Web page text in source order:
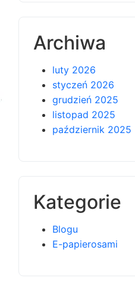
Archiwa
luty 2026
styczeń 2026
grudzień 2025
listopad 2025
październik 2025
Kategorie
Blogu
E-papierosami